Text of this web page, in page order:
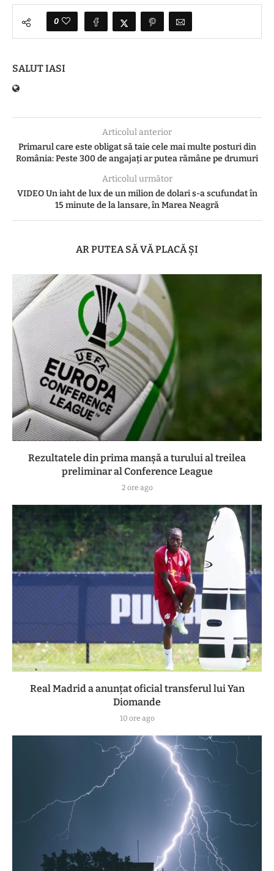
0
SALUT IASI
Articolul anterior
Primarul care este obligat să taie cele mai multe posturi din
România: Peste 300 de angajați ar putea rămâne pe drumuri
Articolul următor
VIDEO Un iaht de lux de un milion de dolari s-a scufundat în
15 minute de la lansare, în Marea Neagră
AR PUTEA SĂ VĂ PLACĂ ȘI
Rezultatele din prima manşă a turului al treilea
preliminar al Conference League
2 ore ago
Real Madrid a anunțat oficial transferul lui Yan
Diomande
10 ore ago